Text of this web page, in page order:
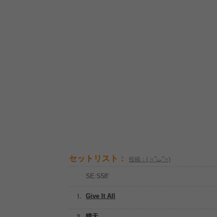
セットリスト： 投稿：( ∩՞ټ՞∩)
SE:S58'
Give It All